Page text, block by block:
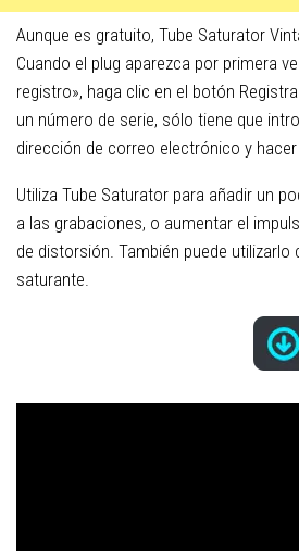
Aunque es gratuito, Tube Saturator
Cuando el plug aparezca por primera
registro», haga clic en el botón
un número de serie, sólo tiene que
dirección de correo electrónico y
Utiliza Tube Saturator para añadir un
a las grabaciones, o aumentar el
de distorsión. También puede
saturante.